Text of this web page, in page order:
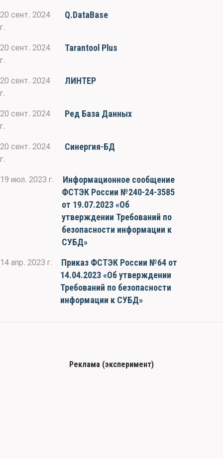
20 сент. 2024
г.
Q.DataBase
20 сент. 2024
г.
Tarantool Plus
20 сент. 2024
г.
ЛИНТЕР
20 сент. 2024
г.
Ред База Данных
20 сент. 2024
г.
Синергия-БД
19 июл. 2023 г.
Информационное сообщение
ФСТЭК России №240-24-3585
от 19.07.2023 «Об
утверждении Требований по
безопасности информации к
СУБД»
14 апр. 2023 г.
Приказ ФСТЭК России №64 от
14.04.2023 «Об утверждении
Требований по безопасности
информации к СУБД»
Реклама (эксперимент)